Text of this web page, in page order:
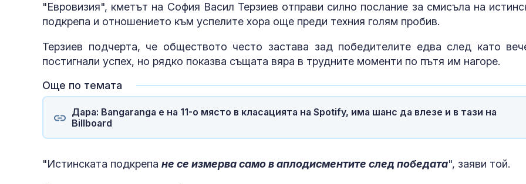
"Евровизия", кметът на София Васил Терзиев отправи силно послание за смисъла на
подкрепа и отношението към успелите хора още преди техния голям пробив.
Терзиев подчерта, че обществото често застава зад победителите едва след като
постигнали успех, но рядко показва същата вяра в трудните моменти по пътя им нагоре.
Още по темата
Дара: Bangaranga е на 11-о място в класацията на Spotify, има шанс да влезе и в тази на
Billboard
"Истинската подкрепа не се измерва само в аплодисментите след победата", заяви той.
дебюта в
достатъчно
партньори